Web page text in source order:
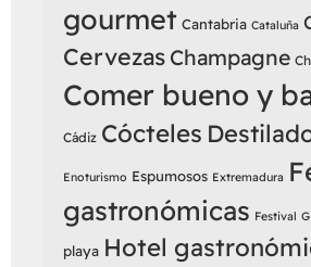
gourmet Cantabria Cataluña
Cervezas Champagne
Comer bueno y
Cádiz Cócteles
Enoturismo Espumosos Extremadura
gastronómicas Festival
playa Hotel